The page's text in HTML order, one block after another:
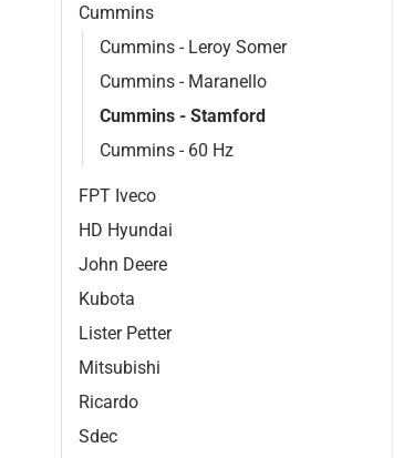
Cummins
Cummins - Leroy Somer
Cummins - Maranello
Cummins - Stamford
Cummins - 60 Hz
FPT Iveco
HD Hyundai
John Deere
Kubota
Lister Petter
Mitsubishi
Ricardo
Sdec